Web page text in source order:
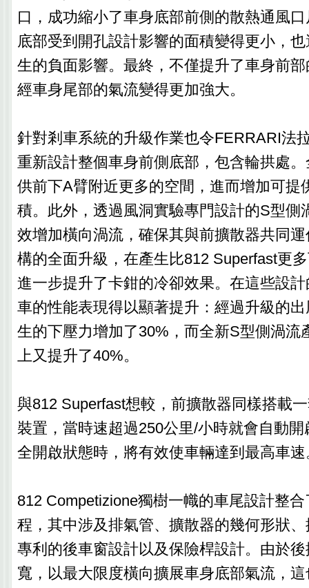
口，成功縮小了車身底部前側的散熱通風
底部受到開孔設計影響的面積變得更小，
生的負面影響。最終，不僅提升了車身前
經車身尾部的氣流變得更加強大。
針對剎車系統的升級作業也令FERRARI法
重新設計整個車身前側底部，包含輪拱處
供前下A臂附近更多的空間，進而增加可提
積。此外，透過風洞實驗專門設計的S型側
效增加橫向渦流，確保其與前擴散器共同
構的全面升級，在產生比812 Superfast更
進一步提升了卡鉗的冷卻效果。在這些設
車的性能表現得以顯著提升：經過升級的
生的下壓力增加了30%，而全新S型側渦流
上又提升了40%。
與812 Superfast想較，前擴散器同樣搭載
裝置，當時速超過250公里/小時就會自動
全開啟狀態時，將有效使車輛達到最高車速
812 Competizione獨樹一幟的車尾設計整
程，其中涉及排氣管、擴散器的幾何形狀
專利的後車窗設計以及保險桿設計。由於
寬，以最大限度橫向擴展車身底部氣流，